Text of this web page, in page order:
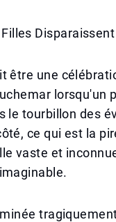
Disparaissent
être une
lorsqu'un
le tourbillon des
ce qui est la
vaste et